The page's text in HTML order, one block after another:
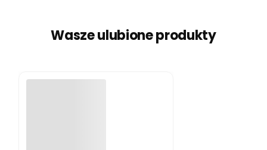
Wasze ulubione produkty